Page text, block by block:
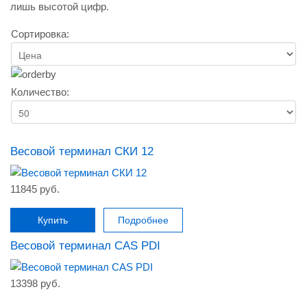
лишь высотой цифр.
Сортировка:
Количество:
Весовой терминал СКИ 12
11845 руб.
Купить Подробнее
Весовой терминал CAS PDI
13398 руб.